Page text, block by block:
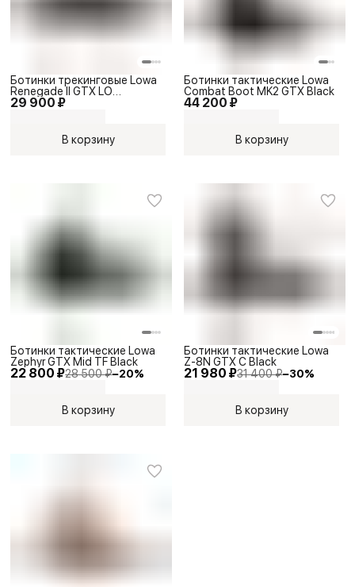
29 900 ₽
Ботинки трекинговые Lowa
Renegade II GTX LO
Black/Black
В корзину
44 200 ₽
Ботинки тактические Lowa
Combat Boot MK2 GTX Black
В корзину
22 800 ₽28 500 ₽−20%
Ботинки тактические Lowa
Zephyr GTX Mid TF Black
В корзину
21 980 ₽31 400 ₽−30%
Ботинки тактические Lowa
Z-8N GTX C Black
В корзину